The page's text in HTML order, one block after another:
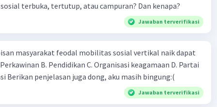
konflik, sekelompok individu secara kolektif
dan bertempur untuk menyuarakan tujuan, nilai, prinsip,
mereka. Ini menciptakan rasa tujuan dan identitas,
Akhirnya, konflik dan penyelesaiannya
menjaga keseimbangan dalam masyarakat dan
individu atau kelompok itu sendiri merasa menjadi bagian
atau tidak terintegrasikan dalam masyarakat yang
Maka dari itu, konflik disebut dapat memperkuat
terbuka, tertutup, atau campuran? Dan kenapa?
Jawaban terverifikasi
masyarakat feodal mobilitas sosial vertikal naik dapat
B. Pendidikan C. Organisasi keagamaan D. Partai
Berikan penjelasan juga dong, aku masih bingung:(
Jawaban terverifikasi